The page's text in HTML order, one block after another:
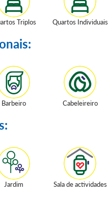
Triplos Quartos Individuais
Barbeiro Cabeleireiro
Jardim Sala de actividades